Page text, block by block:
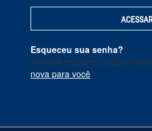
Esqueceu sua senha?
Se você esqueceu a sua senha,
nova para você